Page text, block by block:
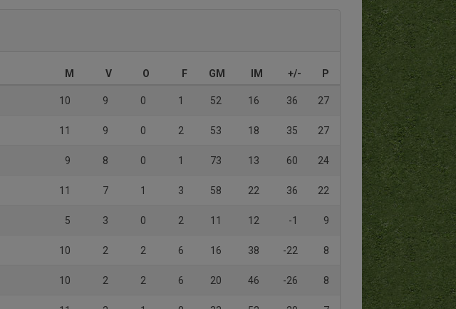
M V O F GM IM +/- P
10 9 0 1 52 16 36 27
11 9 0 2 53 18 35 27
9 8 0 1 73 13 60 24
11 7 1 3 58 22 36 22
5 3 0 2 11 12 -1 9
10 2 2 6 16 38 -22 8
10 2 2 6 20 46 -26 8